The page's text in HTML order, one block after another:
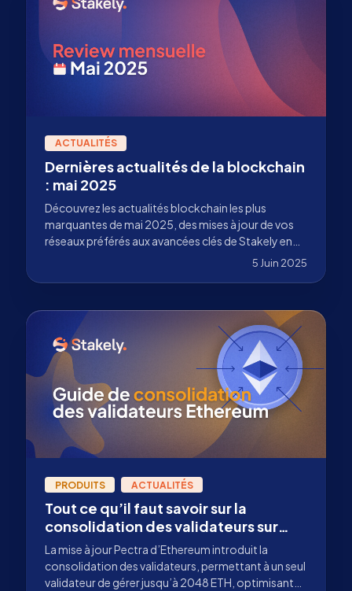
ACTUALITÉS
Dernières actualités de la blockchain
: mai 2025
Découvrez les actualités blockchain les plus
marquantes de mai 2025, des mises à jour de vos
réseaux préférés aux avancées clés de Stakely en
tant que validateur de premier plan. À ne pas5 Juin 2025
PRODUITS ACTUALITÉS
Tout ce qu’il faut savoir sur la
consolidation des validateurs sur
Ethereum après la mise à jour Pectra
La mise à jour Pectra d’Ethereum introduit la
consolidation des validateurs, permettant à un seul
validateur de gérer jusqu’à 2048 ETH, optimisant